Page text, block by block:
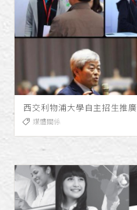
西交利物浦大學自主招生推廣
媒體關係